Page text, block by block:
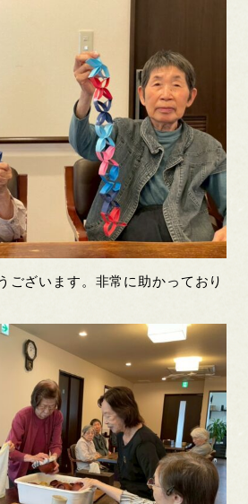
ございます。非常に助かっており